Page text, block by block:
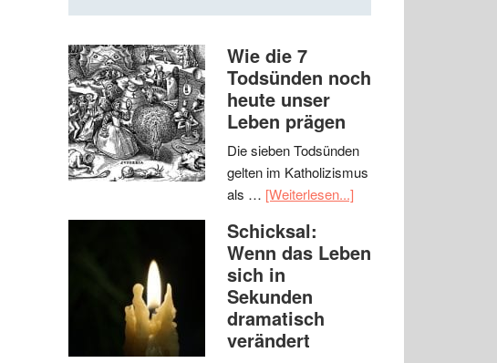
Wie die 7
Todsünden noch
heute unser
Leben prägen
Die sieben Todsünden
gelten im Katholizismus
als … [Weiterlesen...]
Schicksal:
Wenn das Leben
sich in
Sekunden
dramatisch
verändert